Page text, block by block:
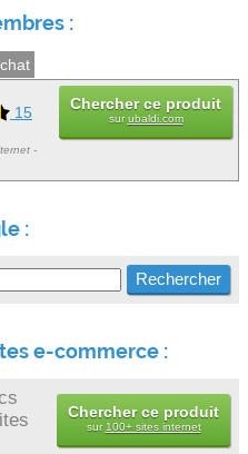
:
15
-
Chercher ce produit
surubaldi.com
:
e-commerce :
Chercher ce produit
sur 100+ sites internet